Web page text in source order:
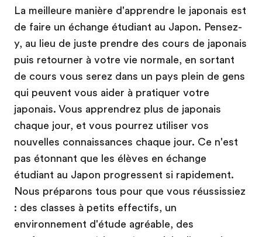
La meilleure manière d'apprendre le japonais est
de faire un échange étudiant au Japon. Pensez-
y, au lieu de juste prendre des cours de japonais
puis retourner à votre vie normale, en sortant
de cours vous serez dans un pays plein de gens
qui peuvent vous aider à pratiquer votre
japonais. Vous apprendrez plus de japonais
chaque jour, et vous pourrez utiliser vos
nouvelles connaissances chaque jour. Ce n'est
pas étonnant que les élèves en échange
étudiant au Japon progressent si rapidement.
Nous préparons tous pour que vous réussissiez
: des classes à petits effectifs, un
environnement d'étude agréable, des